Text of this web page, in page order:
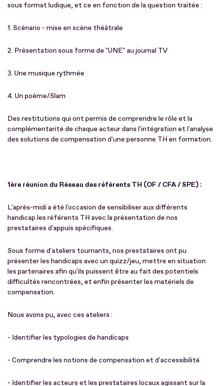
sous format ludique, et ce en fonction de la question traitée :
1. Scénario - mise en scène théâtrale
2. Présentation sous forme de "UNE" au journal TV
3. Une musique rythmée
4. Un poème/Slam
Des restitutions qui ont permis de comprendre le rôle et la
complémentarité de chaque acteur dans l'intégration et l'analyse
des solutions de compensation d'une personne TH en formation.
1ère réunion du Réseau des référents TH (OF / CFA / SPE) :
L'après-midi a été l'occasion de sensibiliser aux différents
handicap les référents TH avec la présentation de nos
prestataires d'appuis spécifiques.
Sous forme d'ateliers tournants, nos prestataires ont pu
présenter les handicaps avec un quizz/jeu, mettre en situation
les partenaires afin qu'ils puissent être au fait des potentiels
difficultés rencontrées, et enfin présenter les matériels de
compensation.
Nous avons pu, avec ces ateliers :
- Identifier les typologies de handicaps
- Comprendre les notions de compensation et d'accessibilité
- Identifier les acteurs et les prestataires locaux agissant sur la